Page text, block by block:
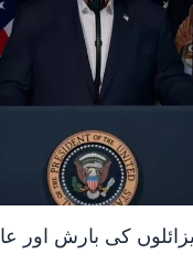
کی بارش اور